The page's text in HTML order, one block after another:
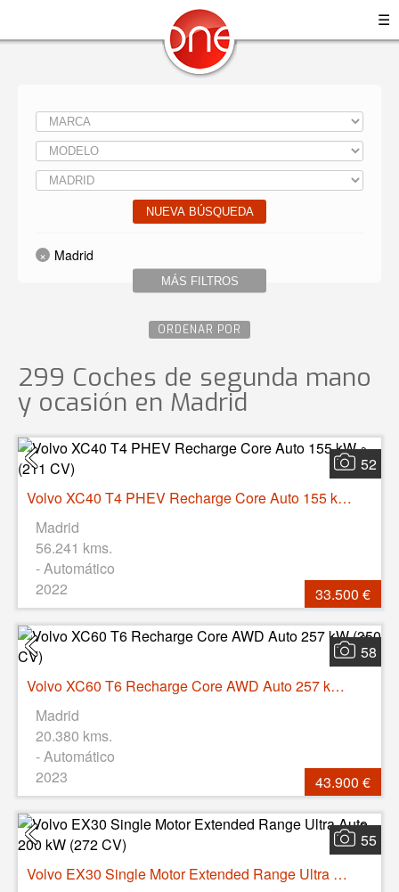
☰
NUEVA BÚSQUEDA
MÁS FILTROS
Madrid
ORDENAR POR
299 Coches de segunda mano
y ocasión en Madrid
52
Volvo XC40 T4 PHEV Recharge Core Auto 155 kW (211 CV)
Madrid
56.241 kms.
- Automático
2022
33.500 €
58
Volvo XC60 T6 Recharge Core AWD Auto 257 kW (350 CV)
Madrid
20.380 kms.
- Automático
2023
43.900 €
55
Volvo EX30 Single Motor Extended Range Ultra Auto 200 kW (272 CV)